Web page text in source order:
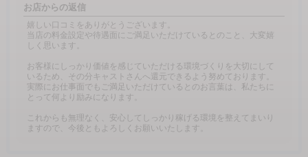
お店からの返信
嬉しい口コミをありがとうございます。
当店の料金設定や待遇面にご満足いただけているとのこと、大変嬉
しく思います。
お客様にしっかり価値を感じていただける環境づくりを大切にして
いるため、その分キャストさんへ還元できるよう努めております。
実際にお仕事面でもご満足いただけているとのお言葉は、私たちに
とって何より励みになります。
これからも無理なく、安心してしっかり稼げる環境を整えてまいり
ますので、今後ともよろしくお願いいたします。